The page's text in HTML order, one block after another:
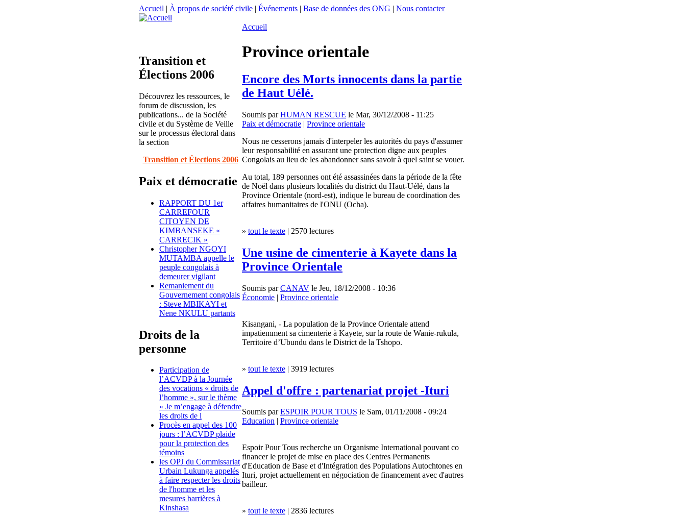
Accueil | À propos de société civile | Événements | Base de données des ONG | Nous contacter
Transition et
Élections 2006
Découvrez les ressources, le
forum de discussion, les
publications... de la Société
civile et du Système de Veille
sur le processus électoral dans
la section
Transition et Élections 2006
Paix et démocratie
RAPPORT DU 1er
CARREFOUR
CITOYEN DE
KIMBANSEKE «
CARRECIK »
Christopher NGOYI
MUTAMBA appelle le
peuple congolais à
demeurer vigilant
Remaniement du
Gouvernement congolais
: Steve MBIKAYI et
Nene NKULU partants
Droits de la
personne
Participation de
l’ACVDP à la Journée
des vocations « droits de
l’homme », sur le thème
« Je m’engage à défendre
les droits de l
Procès en appel des 100
jours : l’ACVDP plaide
pour la protection des
témoins
les OPJ du Commissariat
Urbain Lukunga appelés
à faire respecter les droits
de l'homme et les
mesures barrières à
Kinshasa
Accueil
Province orientale
Encore des Morts innocents dans la partie
de Haut Uélé.
Soumis parHUMAN RESCUE le Mar, 30/12/2008 - 11:25
Paix et démocratie | Province orientale
Nous ne cesserons jamais d'interpeler les autorités du pays d'assumer
leur responsabilité en assurant une protection digne aux peuples
Congolais au lieu de les abandonner sans savoir à quel saint se vouer.
Au total, 189 personnes ont été assassinées dans la période de la fête
de Noël dans plusieurs localités du district du Haut-Uélé, dans la
Province Orientale (nord-est), indique le bureau de coordination des
affaires humanitaires de l'ONU (Ocha).
» tout le texte | 2570 lectures
Une usine de cimenterie à Kayete dans la
Province Orientale
Soumis parCANAV le Jeu, 18/12/2008 - 10:36
Économie | Province orientale
Kisangani, - La population de la Province Orientale attend
impatiemment sa cimenterie à Kayete, sur la route de Wanie-rukula,
Territoire d’Ubundu dans le District de la Tshopo.
» tout le texte | 3919 lectures
Appel d'offre : partenariat projet -Ituri
Soumis parESPOIR POUR TOUS le Sam, 01/11/2008 - 09:24
Education | Province orientale
Espoir Pour Tous recherche un Organisme International pouvant co
financer le projet de mise en place des Centres Permanents
d'Education de Base et d'Intégration des Populations Autochtones en
Ituri, projet actuellement en négociation de financement avec d'autres
bailleur.
» tout le texte | 2836 lectures